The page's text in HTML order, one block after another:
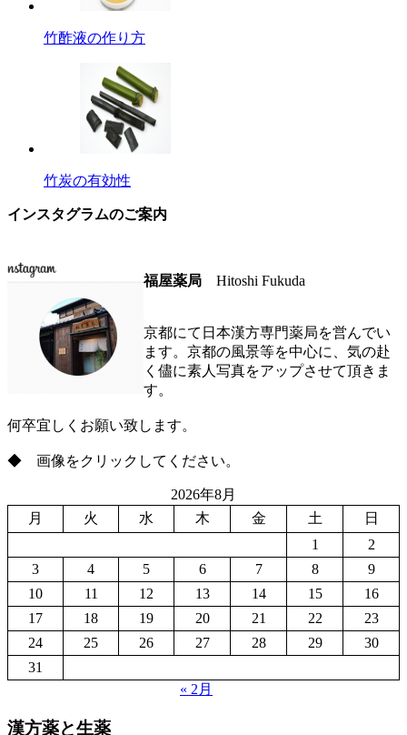
竹酢液の作り方
竹炭の有効性
インスタグラムのご案内
福屋薬局 Hitoshi Fukuda
京都にて日本漢方専門薬局を営んでい
ます。京都の風景等を中心に、気の赴
く儘に素人写真をアップさせて頂きま
す。
何卒宜しくお願い致します。
◆ 画像をクリックしてください。
2026年8月
月
火 水 木 金 土
日
1
2
3
4 5 6 7 8
9
10
11 12 13 14 15
16
17
18 19 20 21 22
23
24
25 26 27 28 29
30
31
« 2月
漢方薬と生薬